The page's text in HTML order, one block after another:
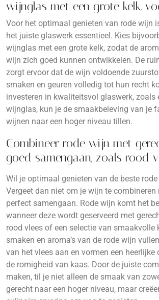
wijnglas met een grote kelk,
Voor het optimaal genieten van rode wijn
het juiste glaswerk essentieel. Kies
wijnglas met een grote kelk, zodat de
wijn zich goed kunnen ontwikkelen. De
zorgt ervoor dat de wijn voldoende
smaken en geuren volledig tot hun recht
investeren in kwaliteitsvol glaswerk, zoals
wijnglas, kun je de smaakbeleving van je
wijnen naar een hoger niveau tillen.
Combineer rode wijn met
goed samengaan, zoals rood
Wil je optimaal genieten van de beste
Vergeet dan niet om je wijn te combineren
perfect samengaan. Rode wijn komt het
wanneer deze wordt geserveerd met
rood vlees of een selectie van smaakvolle
smaken en aroma’s van de rode wijn
van het vlees aan en vormen een
de romigheid van kaas. Door de juiste
maken, til je niet alleen de smaak van
gerecht naar een hoger niveau, maar